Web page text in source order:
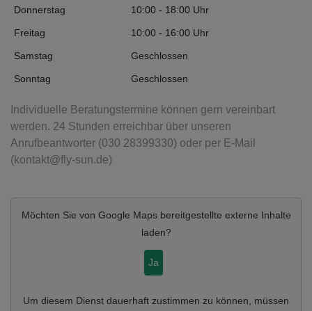
Donnerstag 10:00 - 18:00 Uhr
Freitag 10:00 - 16:00 Uhr
Samstag Geschlossen
Sonntag Geschlossen
Individuelle Beratungstermine können gern vereinbart
werden. 24 Stunden erreichbar über unseren
Anrufbeantworter (030 28399330) oder per E-Mail
(kontakt@fly-sun.de)
Möchten Sie von Google Mapsbereitgestellte externe Inhalte
laden?
Ja
Um diesem Dienst dauerhaft zustimmen zu können, müssen